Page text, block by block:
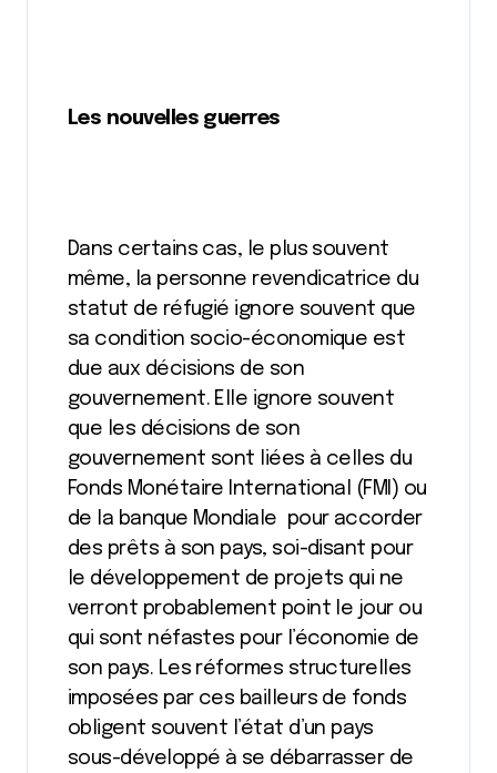
Les nouvelles guerres
Dans certains cas, le plus souvent
même, la personne revendicatrice du
statut de réfugié ignore souvent que
sa condition socio-économique est
due aux décisions de son
gouvernement. Elle ignore souvent
que les décisions de son
gouvernement sont liées à celles du
Fonds Monétaire International (FMI) ou
de la banque Mondiale pour accorder
des prêts à son pays, soi-disant pour
le développement de projets qui ne
verront probablement point le jour ou
qui sont néfastes pour l’économie de
son pays. Les réformes structurelles
imposées par ces bailleurs de fonds
obligent souvent l’état d’un pays
sous-développé à se débarrasser de